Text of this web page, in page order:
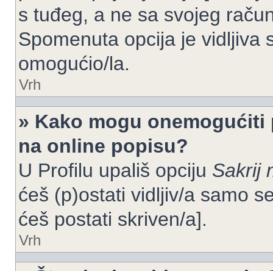
s tuđeg, a ne sa svojeg
Spomenuta opcija je vidljiva
omogućio/la.
Vrh
» Kako mogu
na online popisu?
U Profilu upališ opciju Sakrij
ćeš (p)ostati vidljiv/a samo
ćeš postati skriven/a].
Vrh